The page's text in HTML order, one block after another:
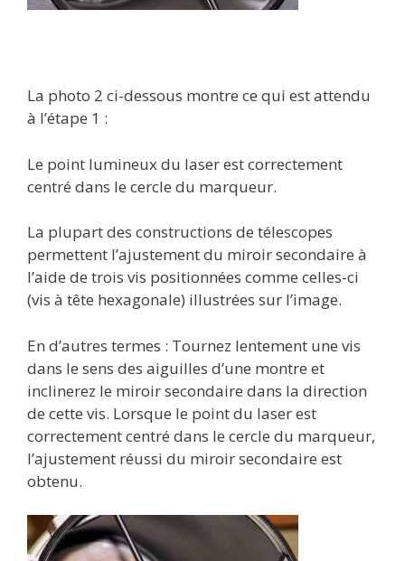
La photo 2 ci-dessous montre ce qui est attendu
à l’étape 1 :
Le point lumineux du laser est correctement
centré dans le cercle du marqueur.
La plupart des constructions de télescopes
permettent l’ajustement du miroir secondaire à
l’aide de trois vis positionnées comme celles-ci
(vis à tête hexagonale) illustrées sur l’image.
En d’autres termes : Tournez lentement une vis
dans le sens des aiguilles d’une montre et
inclinerez le miroir secondaire dans la direction
de cette vis. Lorsque le point du laser est
correctement centré dans le cercle du marqueur,
l’ajustement réussi du miroir secondaire est
obtenu.